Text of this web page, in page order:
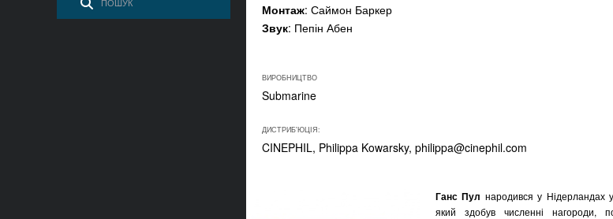
Монтаж: Саймон Баркер
Звук: Пепін Абен
ВИРОБНИЦТВО
Submarine
ДИСТРИБ'ЮЦІЯ:
CINEPHIL, Philippa Kowarsky, philippa@cinephil.com
Ганс Пул народився у Нідерландах
який здобув численні нагороди,